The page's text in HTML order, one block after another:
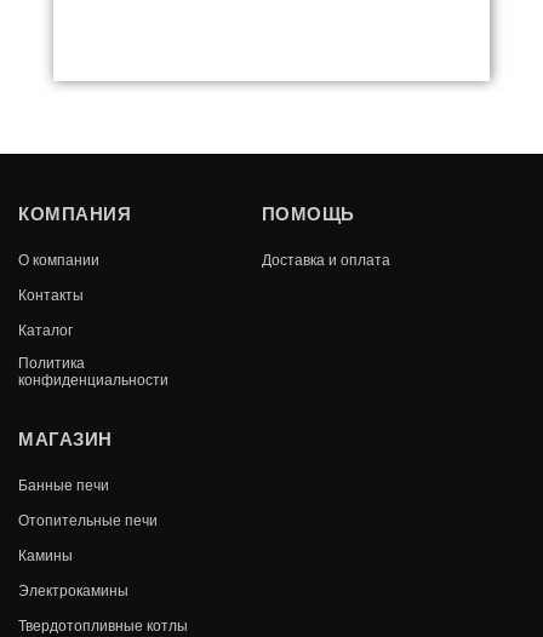
814
КОМПАНИЯ
О компании
Контакты
Каталог
Политика
конфиденциальности
ПОМОЩЬ
Доставка и оплата
МАГАЗИН
Банные печи
Отопительные печи
Камины
Электрокамины
Твердотопливные котлы